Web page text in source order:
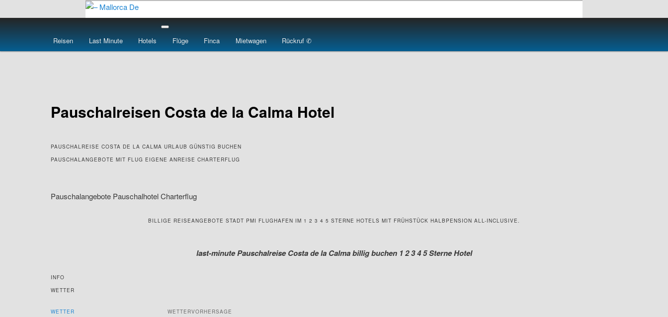
to
– Mallorca De
Reisen Last Minute Hotels Flüge Finca Mietwagen Rückruf ✆
Pauschalreisen Costa de la Calma Hotel
PAUSCHALREISE COSTA DE LA CALMA URLAUB GÜNSTIG BUCHEN
PAUSCHALANGEBOTE MIT FLUG EIGENE ANREISE CHARTERFLUG
Pauschalangebote Pauschalhotel Charterflug
BILLIGE REISEANGEBOTE STADT PMI FLUGHAFEN IM 1 2 3 4 5 STERNE HOTELS MIT FRÜHSTÜCK HALBPENSION ALL-INCLUSIVE.
last-minute Pauschalreise Costa de la Calma billig buchen 1 2 3 4 5 Sterne Hotel
INFO
WETTER
WETTER WETTERVORHERSAGE